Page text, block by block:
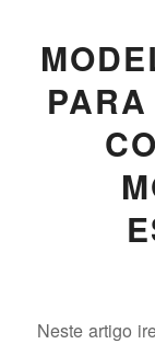
Neste artigo